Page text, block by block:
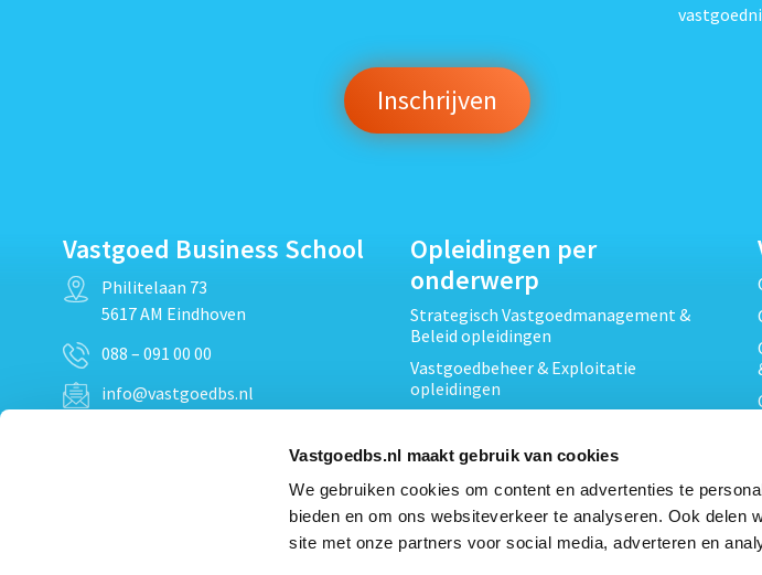
Vastgoedbs.nl maakt gebruik van cookies
We gebruiken cookies om content en advertenties te
bieden en om ons websiteverkeer te analyseren. Ook delen
site met onze partners voor social media, adverteren en
Vastgoed Business School
Philitelaan 73
5617 AM Eindhoven
088 – 091 00 00
info@vastgoedbs.nl
Opleidingen per
onderwerp
Strategisch Vastgoedmanagement &
Beleid opleidingen
Vastgoedbeheer & Exploitatie
opleidingen
Projectontwikkeling &
Techniek, Onderhoud & Inspectie
Opleidingen
Verduurzaming en Energieprestatie